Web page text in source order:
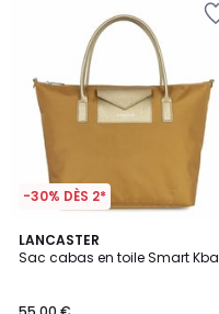
-30% DÈS 2*
LANCASTER
Sac cabas en toile Smart Kba
4,7
/ 5
2
Couleurs